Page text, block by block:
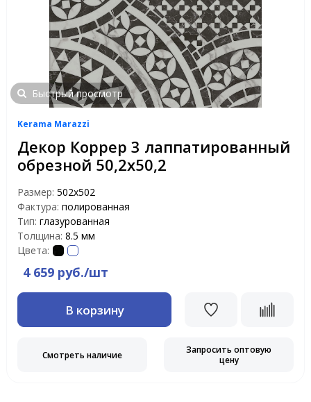
Быстрый просмотр
Kerama Marazzi
Декор Коррер 3 лаппатированный
обрезной 50,2х50,2
Размер: 502х502
Фактура: полированная
Тип: глазурованная
Толщина: 8.5 мм
Цвета:
4 659 руб./шт
В корзину
Смотреть наличие
Запросить оптовую
цену